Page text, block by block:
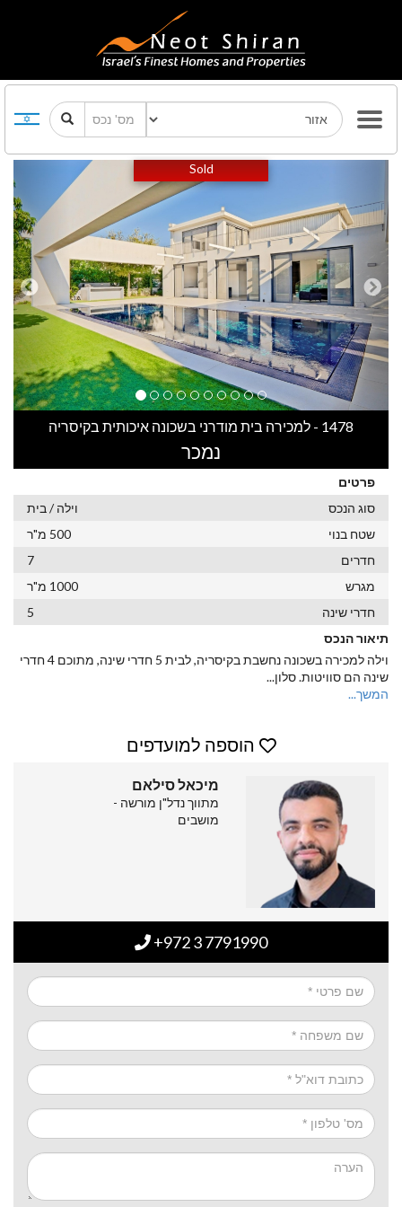
Sold
Previous Next
1478 - למכירה בית מודרני בשכונה איכותית בקיסריה
נמכר
פרטים
סוג הנכס
וילה / בית
שטח בנוי
500 מ"ר
חדרים
7
מגרש
1000 מ"ר
חדרי שינה
5
תיאור הנכס
וילה למכירה בשכונה נחשבת בקיסריה, לבית 5 חדרי שינה, מתוכם 4 חדרי
שינה הם סוויטות. סלון...
המשך...
הוספה למועדפים
מיכאל סילאם
מתווך נדל"ן מורשה -
מושבים
+972 3 7791990